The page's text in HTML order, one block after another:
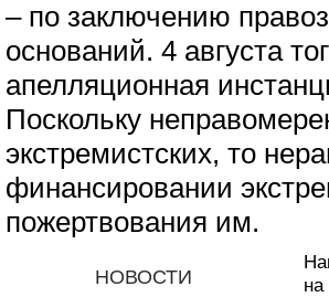
– по заключению
оснований. 4 августа
апелляционная
Поскольку
экстремистских, то
финансировании
пожертвования им.
НОВОСТИ